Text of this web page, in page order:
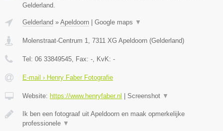
Gelderland.
Gelderland » Apeldoorn Google maps ▼
Molenstraat-Centrum 1 7311 XG Apeldoorn (Gelderland)
Tel: 06 33849545 , Fax: - , KvK: -
E-mail › Henry Faber Fotografie
Website: https://www.henryfaber.nl Screenshot ▼
Ik ben een fotograaf uit Apeldoorn en maak opmerkelijke
professionele ▼